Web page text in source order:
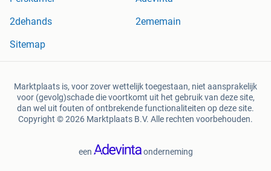
2dehands
2ememain
Sitemap
Marktplaats is, voor zover wettelijk toegestaan, niet aansprakelijk
voor (gevolg)schade die voortkomt uit het gebruik van deze site,
dan wel uit fouten of ontbrekende functionaliteiten op deze site.
Copyright © 2026 Marktplaats B.V. Alle rechten voorbehouden.
een onderneming